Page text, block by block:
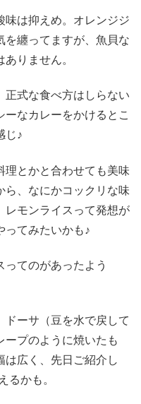
味は抑えめ。オレンジジ
を纏ってますが、魚貝な
りません。
正式な食べ方はしらない
なカレーをかけるとこ
じ♪
理とかと合わせても美味
ら、なにかコックリな味
レモンライスって発想が
ってみたいかも♪
てのがあったよう
ドーサ（豆を水で戻して
ープのように焼いたも
は広く、先日ご紹介し
かも。